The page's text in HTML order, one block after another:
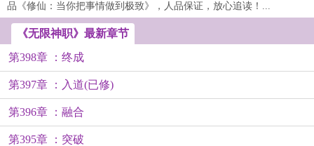
品《修仙：当你把事情做到极致》，人品保证，放心追读！...
《无限神职》最新章节
第398章 ：终成
第397章 ：入道(已修)
第396章 ：融合
第395章 ：突破